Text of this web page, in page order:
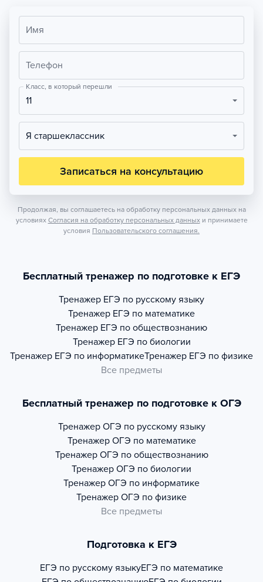
Имя
Телефон
Класс, в который перешли
11
Я старшеклассник
Записаться на консультацию
Продолжая, вы соглашаетесь на обработку персональных данных на
условиях Согласия на обработку персональных данных и принимаете
условия Пользовательского соглашения.
Бесплатный тренажер по подготовке к ЕГЭ
Тренажер ЕГЭ по русскому языку
Тренажер ЕГЭ по математике
Тренажер ЕГЭ по обществознанию
Тренажер ЕГЭ по биологии
Тренажер ЕГЭ по информатикеТренажер ЕГЭ по физике
Все предметы
Бесплатный тренажер по подготовке к ОГЭ
Тренажер ОГЭ по русскому языку
Тренажер ОГЭ по математике
Тренажер ОГЭ по обществознанию
Тренажер ОГЭ по биологии
Тренажер ОГЭ по информатике
Тренажер ОГЭ по физике
Все предметы
Подготовка к ЕГЭ
ЕГЭ по русскому языкуЕГЭ по математике